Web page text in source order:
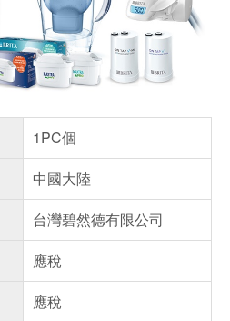
1PC個
中國大陸
台灣碧然德有限公司
應稅
應稅